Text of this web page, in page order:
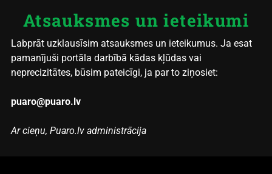
Atsauksmes un ieteikumi
Labprāt uzklausīsim atsauksmes un ieteikumus. Ja esat
pamanījuši portāla darbībā kādas kļūdas vai
neprecizitātes, būsim pateicīgi, ja par to ziņosiet:
puaro@puaro.lv
Ar cieņu, Puaro.lv administrācija